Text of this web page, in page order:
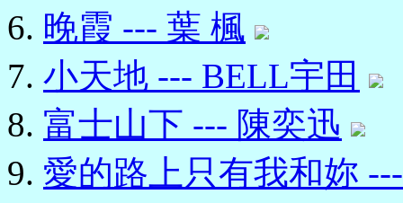
晚霞 --- 葉 楓
小天地 --- BELL宇田
富士山下 --- 陳奕迅
愛的路上只有我和妳